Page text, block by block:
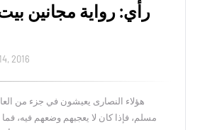
رأي: رواية مجانين
2016
مسلم، فإذا كان لا يعجبهم وضعهم فيه، فما